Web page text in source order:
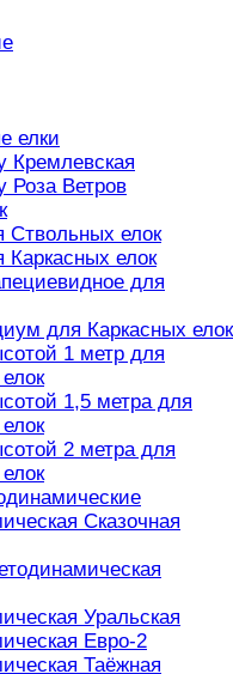
елки
Кремлевская
Роза Ветров
Ствольных елок
елок
для
для Каркасных елок
1 метр для
1,5 метра для
2 метра для
Сказочная
Уральская
Евро-2
Таёжная